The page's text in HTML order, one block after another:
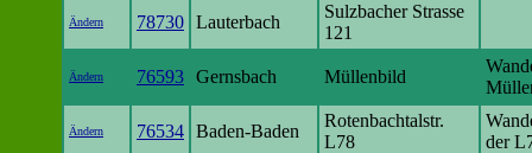
Ändern 78730 Lauterbach
Sulzbacher Strasse
121
Ändern 76593 Gernsbach Müllenbild
Ändern 76534 Baden-Baden
Rotenbachtalstr.
L78
der